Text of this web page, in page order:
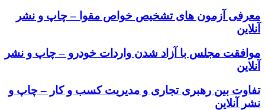
معرفی آزمون های تشخیص خواص مقوا – چاپ و نشر
آنلاین
موافقت مجلس با آزاد شدن واردات خودرو – چاپ و نشر
آنلاین
تفاوت بین رهبری تجاری و مدیریت کسب و کار – چاپ و
نشر آنلاین